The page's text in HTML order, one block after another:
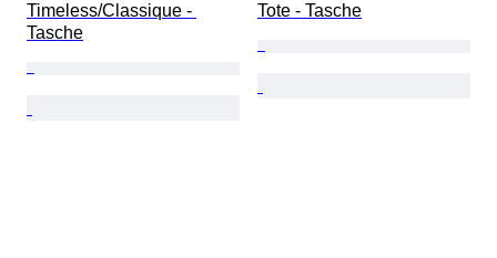
Timeless/Classique -
Tasche
Tote - Tasche